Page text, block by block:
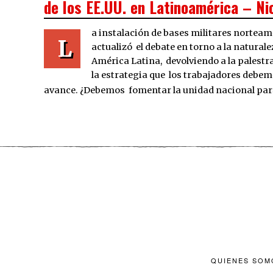
de los EE.UU. en Latinoamérica –
L
a instalación de bases militares
actualizó el debate en torno a la
América Latina, devolviendo a la
la estrategia que los trabajadores
avance. ¿Debemos fomentar la unidad nacional
QUIENES